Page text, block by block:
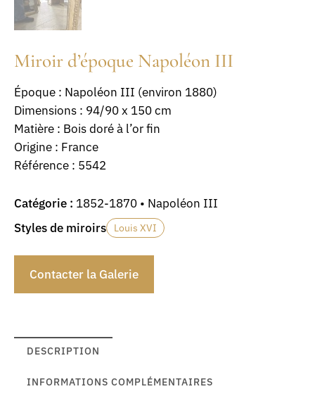
Miroir d’époque Napoléon III
Époque : Napoléon III (environ 1880)
Dimensions : 94/90 x 150 cm
Matière : Bois doré à l’or fin
Origine : France
Référence : 5542
Catégorie : 1852-1870 • Napoléon III
Styles de miroirs
Louis XVI
Contacter la Galerie
DESCRIPTION
INFORMATIONS COMPLÉMENTAIRES